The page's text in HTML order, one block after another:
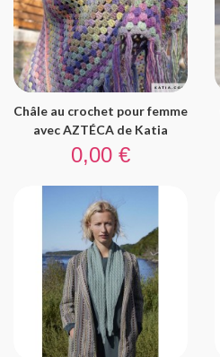
Châle au crochet pour femme
avec AZTÉCA de Katia
Prix
0,00 €